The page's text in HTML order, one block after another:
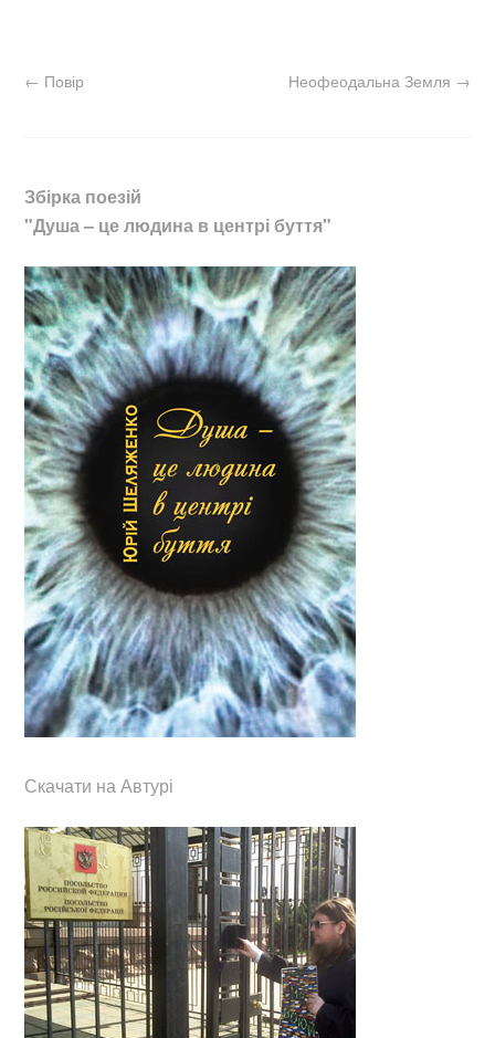
← Повір Неофеодальна Земля →
Збірка поезій
"Душа – це людина в центрі буття"
Скачати на Автурі